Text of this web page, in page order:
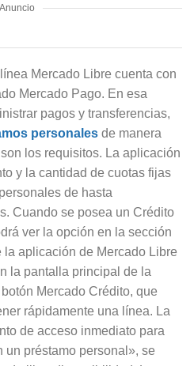
Anuncio
Mercado Libre cuenta con
Mercado Pago. En esa
pagos y transferencias,
personales de manera
los requisitos. La aplicación
y la cantidad de cuotas fijas
de hasta
Cuando se posea un Crédito
ver la opción en la sección
la aplicación de Mercado Libre
la pantalla principal de la
Mercado Crédito, que
rápidamente una línea. La
de acceso inmediato para
un préstamo personal», se